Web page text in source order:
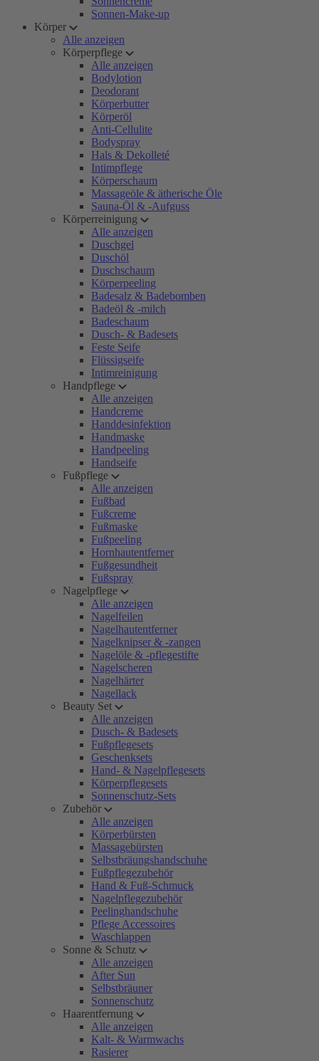
Sonnen-Make-up
Körper
Alle anzeigen
Körperpflege
Alle anzeigen
Bodylotion
Deodorant
Körperbutter
Körperöl
Anti-Cellulite
Bodyspray
Hals & Dekolleté
Intimpflege
Körperschaum
Massageöle & ätherische Öle
Sauna-Öl & -Aufguss
Körperreinigung
Alle anzeigen
Duschgel
Duschöl
Duschschaum
Körperpeeling
Badesalz & Badebomben
Badeöl & -milch
Badeschaum
Dusch- & Badesets
Feste Seife
Flüssigseife
Intimreinigung
Handpflege
Alle anzeigen
Handcreme
Handdesinfektion
Handmaske
Handpeeling
Handseife
Fußpflege
Alle anzeigen
Fußbad
Fußcreme
Fußmaske
Fußpeeling
Hornhautentferner
Fußgesundheit
Fußspray
Nagelpflege
Alle anzeigen
Nagelfeilen
Nagelhautentferner
Nagelknipser & -zangen
Nagelöle & -pflegestifte
Nagelscheren
Nagelhärter
Nagellack
Beauty Set
Alle anzeigen
Dusch- & Badesets
Fußpflegesets
Geschenksets
Hand- & Nagelpflegesets
Körperpflegesets
Sonnenschutz-Sets
Zubehör
Alle anzeigen
Körperbürsten
Massagebürsten
Selbstbräungshandschuhe
Fußpflegezubehör
Hand & Fuß-Schmuck
Nagelpflegezubehör
Peelinghandschuhe
Pflege Accessoires
Waschlappen
Sonne & Schutz
Alle anzeigen
After Sun
Selbstbräuner
Sonnenschutz
Haarentfernung
Alle anzeigen
Kalt- & Warmwachs
Rasierer